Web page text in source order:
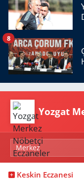
8
Yozgat
Keskin Eczanesi